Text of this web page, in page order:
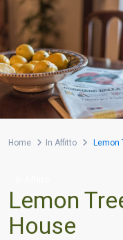
Home In Affitto Lemon
Lemon
House